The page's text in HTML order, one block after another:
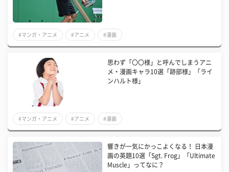
#マンガ・アニメ #アニメ #漫画
思わず「〇〇様」と呼んでしまうアニ
メ・漫画キャラ10選「跡部様」「ライ
ンハルト様」
#マンガ・アニメ #アニメ #漫画
響きが一気にかっこよくなる！ 日本漫
画の英題10選「Sgt. Frog」「Ultimate
Muscle」ってなに？